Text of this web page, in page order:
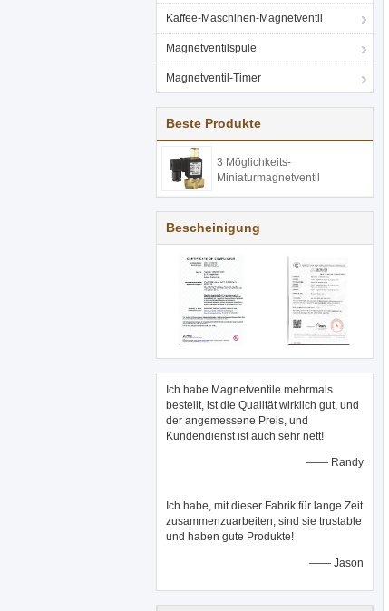
Kaffee-Maschinen-Magnetventil
Magnetventilspule
Magnetventil-Timer
Beste Produkte
3 Möglichkeits-
Miniaturmagnetventil
Bescheinigung
Ich habe Magnetventile mehrmals
bestellt, ist die Qualität wirklich gut, und
der angemessene Preis, und
Kundendienst ist auch sehr nett!
—— Randy
Ich habe, mit dieser Fabrik für lange Zeit
zusammenzuarbeiten, sind sie trustable
und haben gute Produkte!
—— Jason